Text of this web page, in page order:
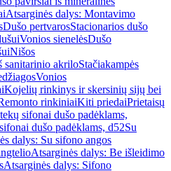
Atsarginės dalys: Montavimo
Dušo pertvarosStacionarios dušo
Vonios sienelėsDušo
Nišos
sanitarinio akriloStačiakampės
Vonios
Kojelių rinkinys ir skersinių sijų bei
rinkiniaiKiti priedaiPrietaisų
sifonai dušo padėklams,
dušo padėklams, d52Su
dalys: Su sifono angos
Atsarginės dalys: Be išleidimo
Atsarginės dalys: Sifono